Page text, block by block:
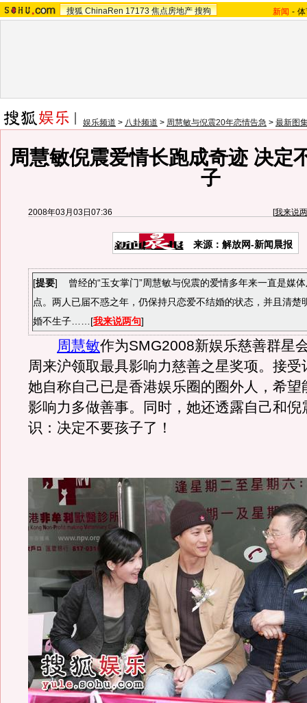
搜狐 ChinaRen 17173 焦点房地产 搜狗 新闻 -
娱乐频道 > 八卦频道 > 周慧敏与倪震20年恋情告急 > 最新图
周慧敏倪震爱情长跑成奇迹 决定
子
2008年03月03日07:36 [我来说
来源：解放网-新闻晨报
[提要] 曾经的“玉女掌门”周慧敏与倪震的爱情多年来一直是媒
点。两人已届不惑之年，仍保持只恋爱不结婚的状态，并且清楚
婚不生子……[我来说两句]
周慧敏作为SMG2008新娱乐慈善群星
周来沪领取最具影响力慈善之星奖项。接受
她自称自己已是香港娱乐圈的圈外人，希望
影响力多做善事。同时，她还透露自己和倪
识：决定不要孩子了！